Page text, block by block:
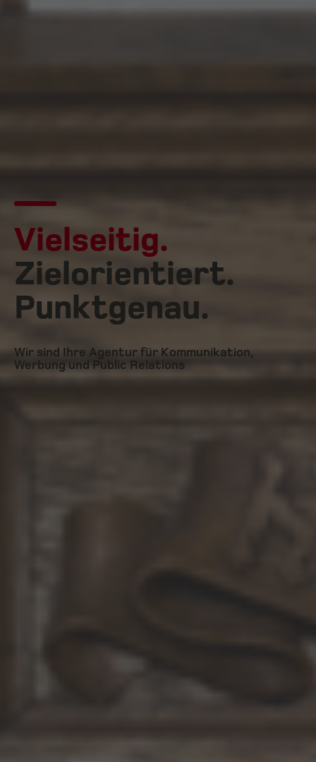
Vielseitig.
Zielorientiert.
Punktgenau.
Wir sind Ihre Agentur für Kommunikation,
Werbung und Public Relations